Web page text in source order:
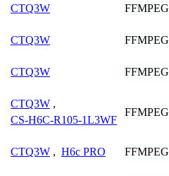
CTQ3W FFMPEG
CTQ3W FFMPEG
CTQ3W FFMPEG
CTQ3W ,
CS-H6C-R105-1L3WF
FFMPEG
CTQ3W , H6c PRO FFMPEG